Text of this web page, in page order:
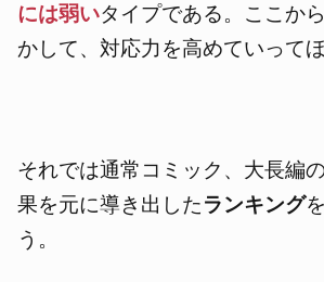
には弱いタイプである。ここか
かして、対応力を高めていってほ
それでは通常コミック、大長編
果を元に導き出したランキング
う。